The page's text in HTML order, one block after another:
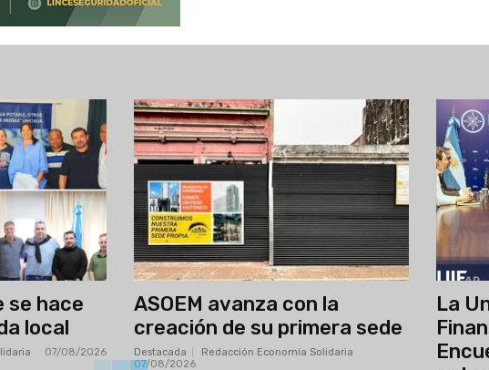
se hace
local
07/08/2026
ASOEM avanza con la
creación de su primera sede
Destacada Redacción Economía Solidaria
07/08/2026
La